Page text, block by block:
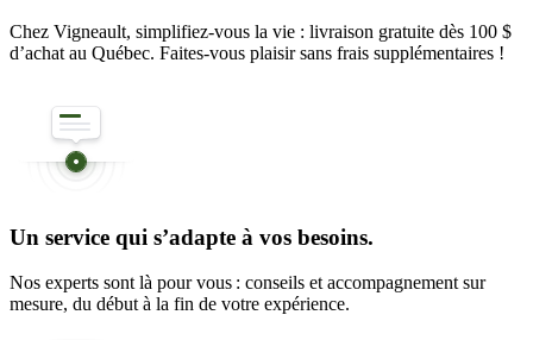
Chez Vigneault, simplifiez-vous la vie : livraison gratuite dès 100 $
d’achat au Québec. Faites-vous plaisir sans frais supplémentaires !
Un service qui s’adapte à vos besoins.
Nos experts sont là pour vous : conseils et accompagnement sur
mesure, du début à la fin de votre expérience.